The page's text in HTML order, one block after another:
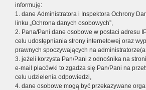
informuję:
1. dane Administratora i Inspektora Ochrony
linku „Ochrona danych osobowych”,
2. Pana/Pani dane osobowe w postaci adresu
celu udostępniania strony internetowej oraz
prawnych spoczywających na
3. jeżeli korzysta Pan/Pani z odnośnika na
e-mail placówki to zgadza się Pan/Pani na
celu udzielenia odpowiedzi,
4. dane osobowe mogą być przekazywane